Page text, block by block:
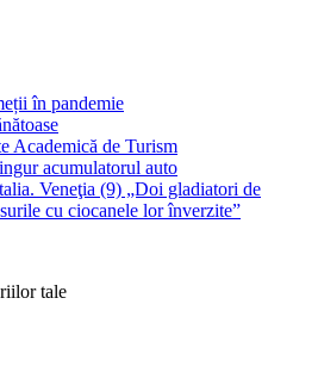
în pandemie
Academică de Turism
acumulatorul auto
Veneţia (9) „Doi gladiatori de
cu ciocanele lor înverzite”
tale